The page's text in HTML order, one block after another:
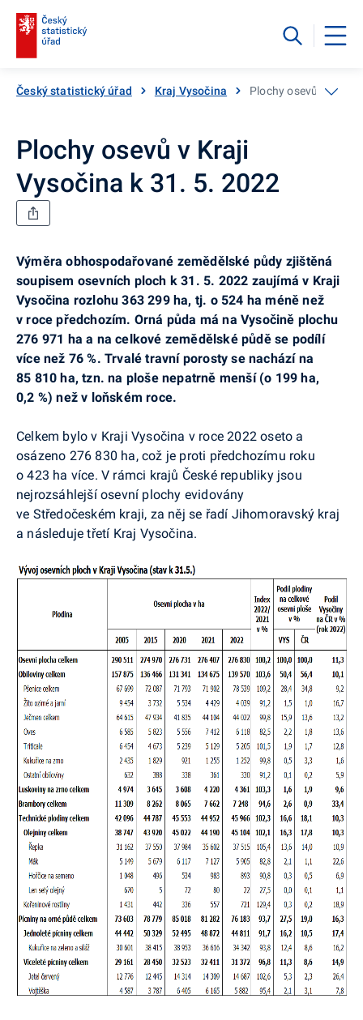
Český statistický úřad Kraj Vysočina Plochy osevů v Kraji
Plochy osevů v Kraji
Vysočina k 31. 5. 2022
Výměra obhospodařované zemědělské půdy zjištěná
soupisem osevních ploch k 31. 5. 2022 zaujímá v Kraji
Vysočina rozlohu 363 299 ha, tj. o 524 ha méně než
v roce předchozím. Orná půda má na Vysočině plochu
276 971 ha a na celkové zemědělské půdě se podílí
více než 76 %. Trvalé travní porosty se nachází na
85 810 ha, tzn. na ploše nepatrně menší (o 199 ha,
0,2 %) než v loňském roce.
Celkem bylo v Kraji Vysočina v roce 2022 oseto a
osázeno 276 830 ha, což je proti předchozímu roku
o 423 ha více. V rámci krajů České republiky jsou
nejrozsáhlejší osevní plochy evidovány
ve Středočeském kraji, za něj se řadí Jihomoravský kraj
a následuje třetí Kraj Vysočina.